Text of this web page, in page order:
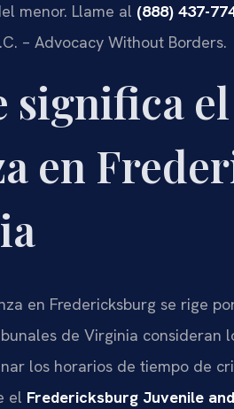
menor. Llame al (888) 437-
– Advocacy Without Borders.
significa
en
en Fredericksburg se rige
de Virginia consideran
los horarios de tiempo de
el Fredericksburg Juvenile